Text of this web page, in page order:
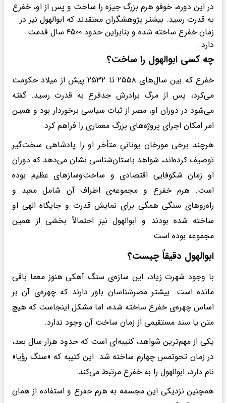
در این دوره، خوفو هرم بزرگ جیزه را ساخت و پس از او، خفرع
به قدرت رسید. بیشتر پژوهشگران معتقدند که ابوالهول نیز در
زمان خفرع ساخته شده و بنابراین حدود ۴۵۰۰ سال قدمت
دارد.
چه کسی ابوالهول را ساخت؟
خفرع که بین سال‌های ۲۵۵۸ تا ۲۵۳۲ پیش از میلاد حکومت
می‌کرد، پس از مرگ برادرش جدفرع به قدرت رسید. گفته
می‌شود در دوران او، مصر از ثبات سیاسی برخوردار بود و همین
امر امکان اجرای پروژه‌های بزرگ معماری را فراهم کرد.
هرچند برخی مورخان یونانیِ متأخر او را پادشاهی سخت‌گیر
توصیف کرده‌اند، شواهد باستان‌شناسی نشان می‌دهد که دوران
او زمان شکوفایی اقتصادی و ساخت‌وسازهای عظیم بوده
است. هرم خفرع و مجموعه‌ی اطراف آن شامل معبد و
راه‌روهای سنگی همگی برای نمایش قدرت و جایگاه الهی او
ساخته شده بودند و ابوالهول نیز احتمالاً بخشی از همین
مجموعه بوده است.
ابوالهول دقیقاً چیست؟
با وجود شهرت زیاد، این سازه‌ی سنگ آهکی هنوز معما باقی
مانده است. بیشتر مصرشناسان باور دارند که چهره‌ی آن بر
اساس چهره‌ی خفرع ساخته شده، اما مشکل اینجاست که هیچ
متن یا سند مستقیمی از زمان ساخت آن وجود ندارد.
یکی از مهم‌ترین شواهد، کتیبه‌ای است که حدود هزار سال بعد،
در زمان تحوتمس چهارم ساخته شد. این کتیبه که «سنگ رؤیا»
نام دارد، ابوالهول را به خفرع مرتبط می‌کند.
همچنین نزدیکی این مجسمه به هرم خفرع و استفاده از همان